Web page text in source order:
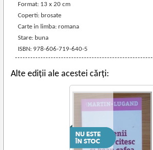
Format: 13 x 20 cm
Coperti: brosate
Carte in limba: romana
Stare: buna
ISBN: 978-606-719-640-5
Alte ediții ale acestei cărți: